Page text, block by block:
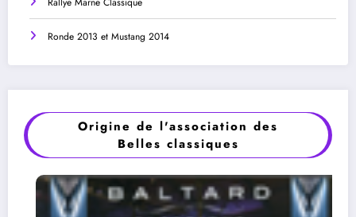
Ronde 2013 et Mustang 2014
Origine de l'association des
Belles classiques